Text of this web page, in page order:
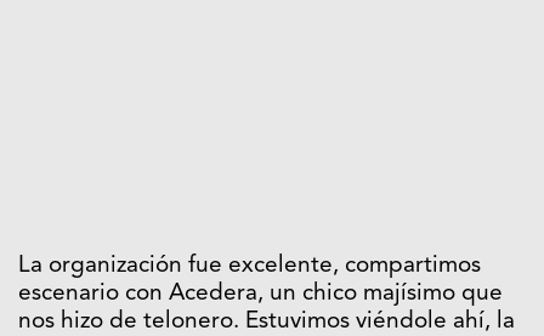
La organización fue excelente, compartimos
escenario con Acedera, un chico majísimo que
nos hizo de telonero. Estuvimos viéndole ahí, la